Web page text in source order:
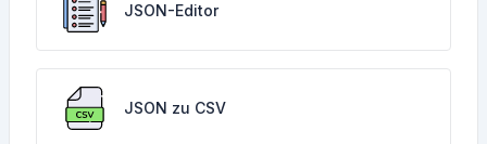
JSON-Editor
JSON zu CSV